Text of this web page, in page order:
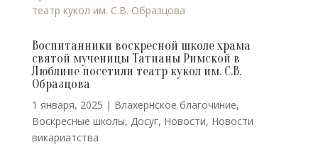
Воспитанники воскресной школе храма
святой мученицы Татианы Римской в
Люблине посетили театр кукол им. С.В.
Образцова
1 января, 2025 | Влахернское благочиние,
Воскресные школы, Досуг, Новости, Новости
викариатства